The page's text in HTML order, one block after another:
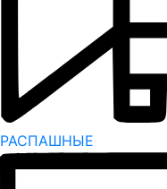
РАСПАШНЫЕ